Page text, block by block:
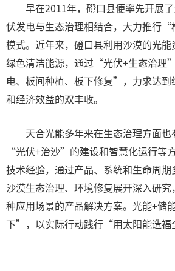
早在2011年，磴口县便率先开展
伏发电与生态治理相结合，大力推行
模式。近年来，磴口县利用沙漠的光
绿色清洁能源，通过“光伏+生态治
电、板间种植、板下修复”，力求达到
和经济效益的双丰收。
天合光能多年来在生态治理方面
“光伏+治沙”的建设和智慧化运行等
技术经验，通过产品、系统和生命周
沙漠生态治理、环境修复展开深入研
种应用场景的产品解决方案。光能+储
下”，以实际行动践行“用太阳能造福